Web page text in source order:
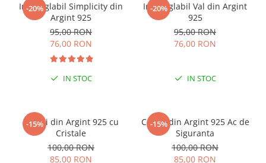
-20%
Inel reglabil Simplicity din
Argint 925
95,00 RON
76,00 RON
IN STOC
-20%
Inel reglabil Val din Argint
925
95,00 RON
76,00 RON
IN STOC
-15%
Cercei din Argint 925 cu
Cristale
100,00 RON
85,00 RON
-15%
Cercei din Argint 925 Ac de
Siguranta
100,00 RON
85,00 RON